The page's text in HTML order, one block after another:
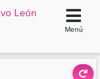
León
Menú